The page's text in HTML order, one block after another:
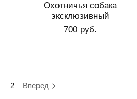
Охотничья собака
эксклюзивный
700 руб.
2 Вперед